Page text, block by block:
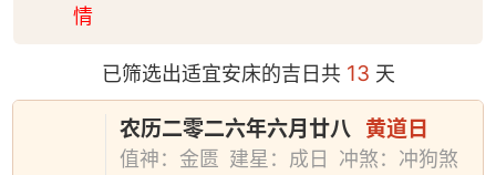
情
已筛选出适宜安床的吉日共13 天
农历二零二六年六月廿八 黄道日
值神：金匮 建星：成日
冲煞：冲狗煞